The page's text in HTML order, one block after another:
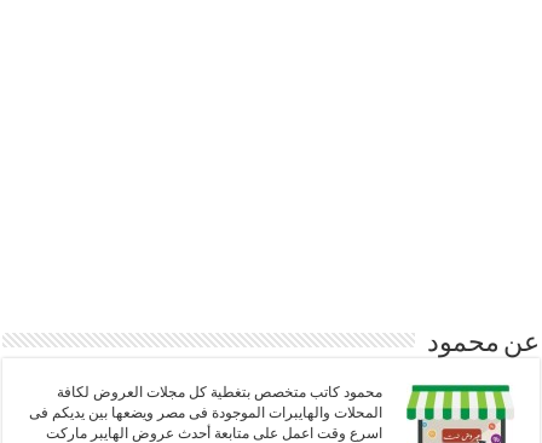
عن محمود
محمود كاتب متخصص بتغطية كل مجلات العروض لكافة
المحلات والهايبرات الموجودة فى مصر ويضعها بين يديكم فى
اسرع وقت اعمل على متابعة أحدث عروض الهايبر ماركت